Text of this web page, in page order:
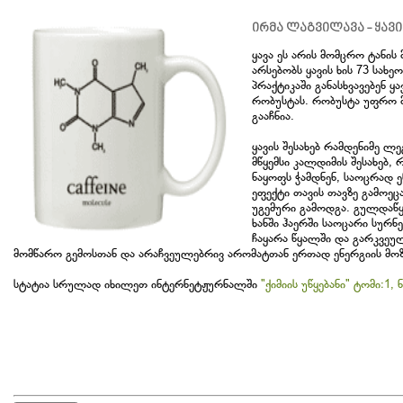
ირმა ლაგვილავა -
ყავა ეს არის მომცრო
არსებობს ყავის ხის 73
პრაქტიკაში
რობუსტას. რობუსტა უფრო
გააჩნია.
ყავის შესახებ რამდენიმე
მწყემსი კალდიმის
ნაყოფს ჭამდნენ, საოცრად
ეფექტი თავის თავზე
უგემური გამოდგა.
ხანში ჰაერში საოცარი
ჩაყარა წყალში და
მომწარო გემოსთან და არაჩვეულებრივ არომატთან ერთად ენერგიის
სტატია სრულად იხილეთ ინტერნეტჟურნალში "ქიმიის უწყებანი"